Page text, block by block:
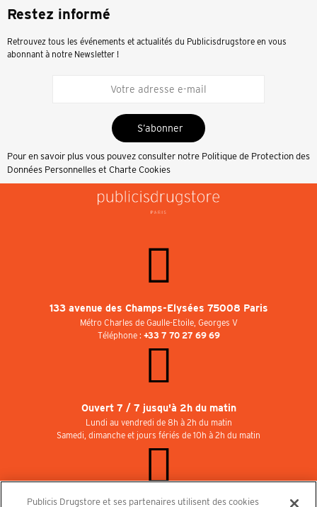
Restez informé
Retrouvez tous les événements et actualités du Publicisdrugstore en vous
abonnant à notre Newsletter !
S’abonner
Pour en savoir plus vous pouvez consulter notre Politique de Protection des
Données Personnelles et Charte Cookies
133 avenue des Champs-Elysées 75008 Paris
Métro Charles de Gaulle-Etoile, Georges V
Téléphone : +33 7 70 27 69 69
Ouvert 7 / 7 jusqu'à 2h du matin
Lundi au vendredi de 8h à 2h du matin
Samedi, dimanche et jours fériés de 10h à 2h du matin
Publicis Drugstore et ses partenaires utilisent des cookies